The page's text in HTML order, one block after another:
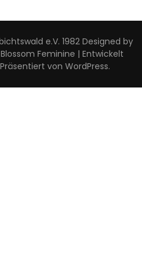
e.V. 1982 Designed by
Blossom Feminine | Entwickelt
von WordPress.